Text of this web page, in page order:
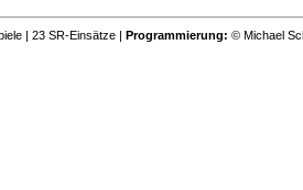
| 23 SR-Einsätze | Programmierung: © Michael